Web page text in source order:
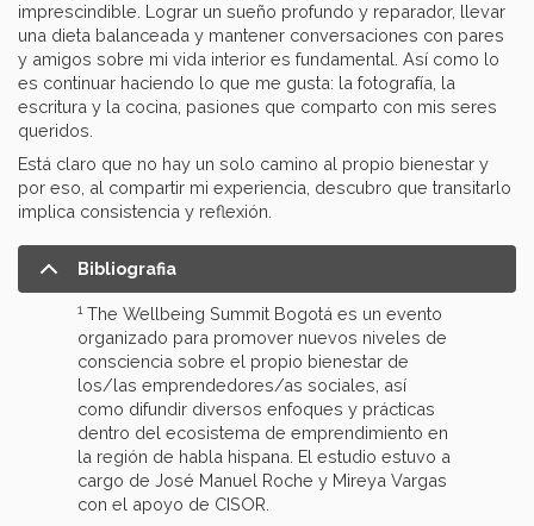
imprescindible. Lograr un sueño profundo y reparador, llevar
una dieta balanceada y mantener conversaciones con pares
y amigos sobre mi vida interior es fundamental. Así como lo
es continuar haciendo lo que me gusta: la fotografía, la
escritura y la cocina, pasiones que comparto con mis seres
queridos.
Está claro que no hay un solo camino al propio bienestar y
por eso, al compartir mi experiencia, descubro que transitarlo
implica consistencia y reflexión.
Bibliografia
1The Wellbeing Summit Bogotá es un evento
organizado para promover nuevos niveles de
consciencia sobre el propio bienestar de
los/las emprendedores/as sociales, así
como difundir diversos enfoques y prácticas
dentro del ecosistema de emprendimiento en
la región de habla hispana. El estudio estuvo a
cargo de José Manuel Roche y Mireya Vargas
con el apoyo de CISOR.